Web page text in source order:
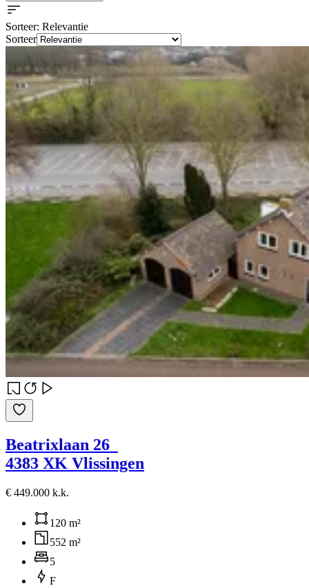
Sorteer: Relevantie
Sorteer
Beatrixlaan 26
4383 XK Vlissingen
€ 449.000 k.k.
120 m²
552 m²
5
F